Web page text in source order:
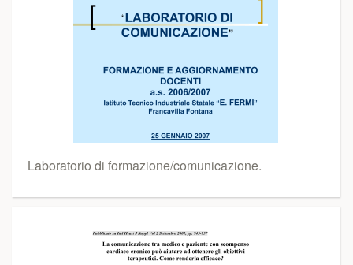
Laboratorio di formazione/comunicazione.